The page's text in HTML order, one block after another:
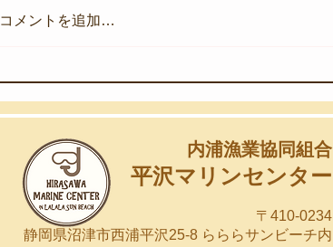
コメントを追加…
内浦漁業協同組合
平沢マリンセンター
〒410-0234
静岡県沼津市西浦平沢25-8 らららサンビーチ内